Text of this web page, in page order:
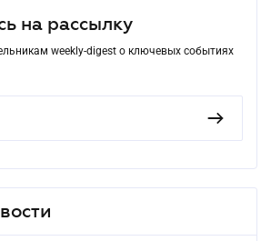
на рассылку
weekly-digest о ключевых событиях